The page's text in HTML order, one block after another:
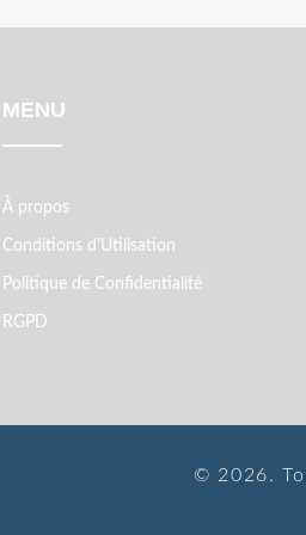
MENU
À propos
Conditions d'Utilisation
Politique de Confidentialité
RGPD
© 2026.